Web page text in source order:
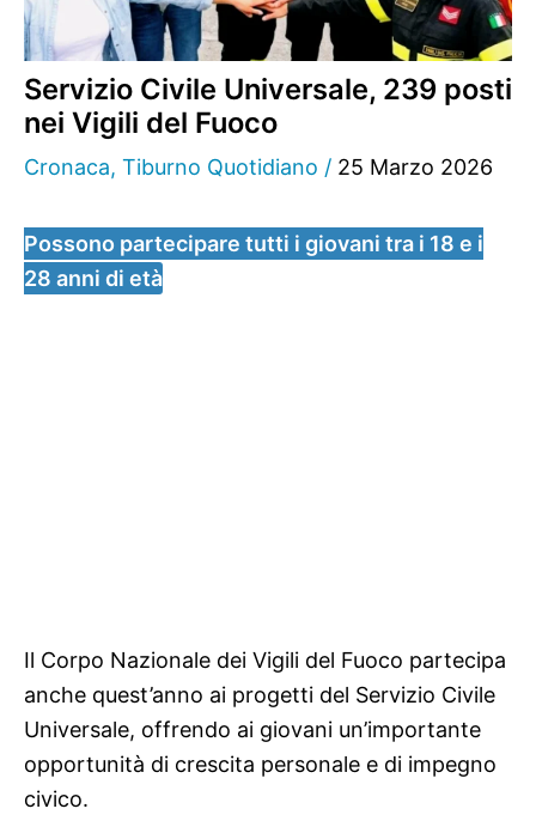
Servizio Civile Universale, 239 posti
nei Vigili del Fuoco
Cronaca, Tiburno Quotidiano / 25 Marzo 2026
Possono partecipare tutti i giovani tra i 18 e i
28 anni di età
Il Corpo Nazionale dei Vigili del Fuoco partecipa
anche quest’anno ai progetti del Servizio Civile
Universale, offrendo ai giovani un’importante
opportunità di crescita personale e di impegno
civico.